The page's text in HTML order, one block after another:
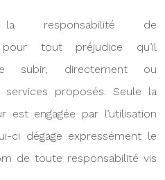
la responsabilité de
pour tout préjudice qu’il
subir, directement ou
proposés. Seule la
est engagée par l’utilisation
ci dégage expressément le
de toute responsabilité vis